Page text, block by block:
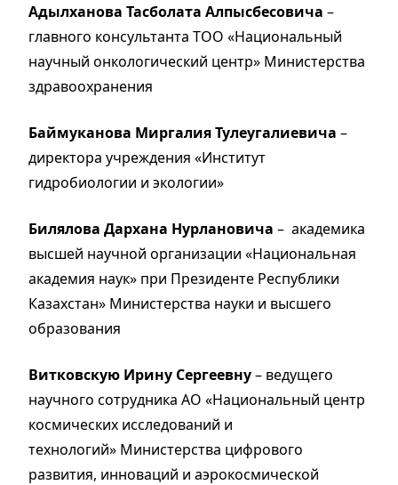
Адылханова Тасболата Алпысбесовича –
главного консультанта ТОО «Национальный
научный онкологический центр» Министерства
здравоохранения
Баймуканова Миргалия Тулеугалиевича –
директора учреждения «Институт
гидробиологии и экологии»
Билялова Дархана Нурлановича – академика
высшей научной организации «Национальная
академия наук» при Президенте Республики
Казахстан» Министерства науки и высшего
образования
Витковскую Ирину Сергеевну– ведущего
научного сотрудника АО «Национальный центр
космических исследований и
технологий» Министерства цифрового
развития, инноваций и аэрокосмической